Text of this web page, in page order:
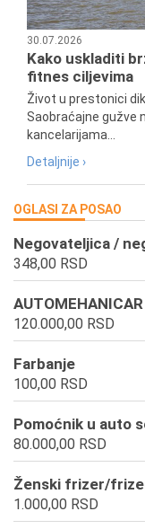
30.07.2026
Kako uskladiti
fitnes ciljevima
Život u prestonici
Saobraćajne gužve
kancelarijama...
Detaljnije ›
OGLASI ZA POSAO
Negovateljica /
348,00 RSD
AUTOMEHANICAR
120.000,00 RSD
Farbanje
100,00 RSD
Pomoćnik u auto
80.000,00 RSD
Ženski frizer/
1.000,00 RSD